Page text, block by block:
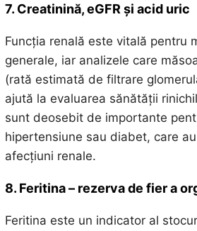
7. Creatinină, eGFR și acid uric
Funcția renală este vitală pentru
generale, iar analizele care
(rată estimată de filtrare
ajută la evaluarea sănătății
sunt deosebit de importante
hipertensiune sau diabet, care
afecțiuni renale.
8. Feritina – rezerva de fier a
Feritina este un indicator al